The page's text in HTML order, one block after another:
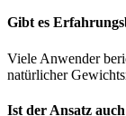
Gibt es
Viele Anwender
natürlicher
Ist der Ansatz